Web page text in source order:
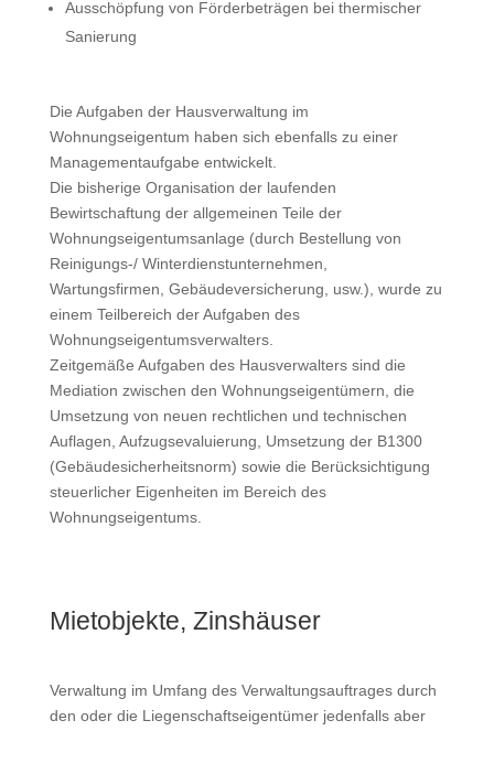
Ausschöpfung von Förderbeträgen bei thermischer
Sanierung
Die Aufgaben der Hausverwaltung im
Wohnungseigentum haben sich ebenfalls zu einer
Managementaufgabe entwickelt.
Die bisherige Organisation der laufenden
Bewirtschaftung der allgemeinen Teile der
Wohnungseigentumsanlage (durch Bestellung von
Reinigungs-/ Winterdienstunternehmen,
Wartungsfirmen, Gebäudeversicherung, usw.), wurde zu
einem Teilbereich der Aufgaben des
Wohnungseigentumsverwalters.
Zeitgemäße Aufgaben des Hausverwalters sind die
Mediation zwischen den Wohnungseigentümern, die
Umsetzung von neuen rechtlichen und technischen
Auflagen, Aufzugsevaluierung, Umsetzung der B1300
(Gebäudesicherheitsnorm) sowie die Berücksichtigung
steuerlicher Eigenheiten im Bereich des
Wohnungseigentums.
Mietobjekte, Zinshäuser
Verwaltung im Umfang des Verwaltungsauftrages durch
den oder die Liegenschaftseigentümer jedenfalls aber